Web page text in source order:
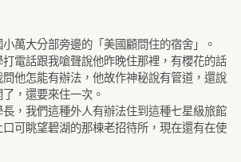
萬大分部旁邊的「美國顧問住的宿舍」。
電話跟我嗆聲說他昨晚住那裡，有櫻花的話
他怎能有辦法，他故作神秘說有管道，還說
，還要來住一次。
，我們這種外人有辦法住到這種七星級旅館
可眺望碧湖的那棟老招待所，現在還有在使